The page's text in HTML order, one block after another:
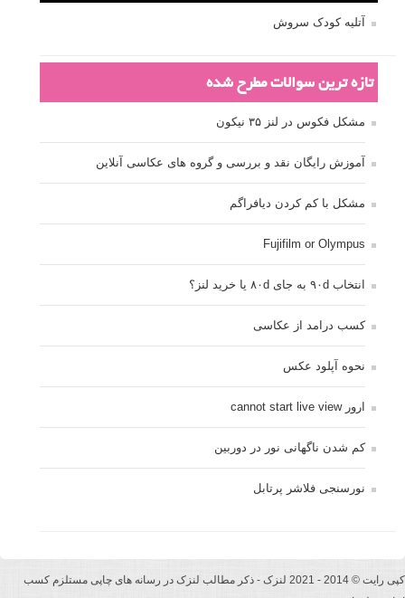
آتلیه کودک سروش
تازه ترین سوالات مطرح شده
مشکل فکوس در لنز ۳۵ نیکون
آموزش رایگان نقد و بررسی و گروه های عکاسی آنلاین
مشکل با کم کردن دیافراگم
Fujifilm or Olympus
انتخاب ۹۰d به جای ۸۰d یا خرید لنز؟
کسب درامد از عکاسی
نحوه آپلود عکس
ارور cannot start live view
کم شدن ناگهانی نور در دوربین
نورسنجی فلاشر پرتابل
کپی رایت © 2014 - 2021 لنزک - ذکر مطالب لنزک در رسانه های چاپی مستلزم کسب